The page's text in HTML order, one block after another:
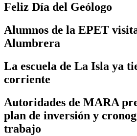
Feliz Día del Geólogo
Alumnos de la EPET
Alumbrera
La escuela de La Isla ya
corriente
Autoridades de MARA
plan de inversión y
trabajo